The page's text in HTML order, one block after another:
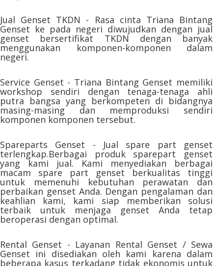
Jual Genset TKDN - Rasa cinta Triana Bintang
Genset ke pada negeri diwujudkan dengan jual
genset bersertifikat TKDN dengan banyak
menggunakan komponen-komponen dalam
negeri.
Service Genset - Triana Bintang Genset memiliki
workshop sendiri dengan tenaga-tenaga ahli
putra bangsa yang berkompeten di bidangnya
masing-masing dan memproduksi sendiri
komponen komponen tersebut.
Spareparts Genset - Jual spare part genset
terlengkap.Berbagai produk sparepart genset
yang kami jual. Kami menyediakan berbagai
macam spare part genset berkualitas tinggi
untuk memenuhi kebutuhan perawatan dan
perbaikan genset Anda. Dengan pengalaman dan
keahlian kami, kami siap memberikan solusi
terbaik untuk menjaga genset Anda tetap
beroperasi dengan optimal.
Rental Genset - Layanan Rental Genset / Sewa
Genset ini disediakan oleh kami karena dalam
beberapa kasus terkadang tidak ekonomis untuk